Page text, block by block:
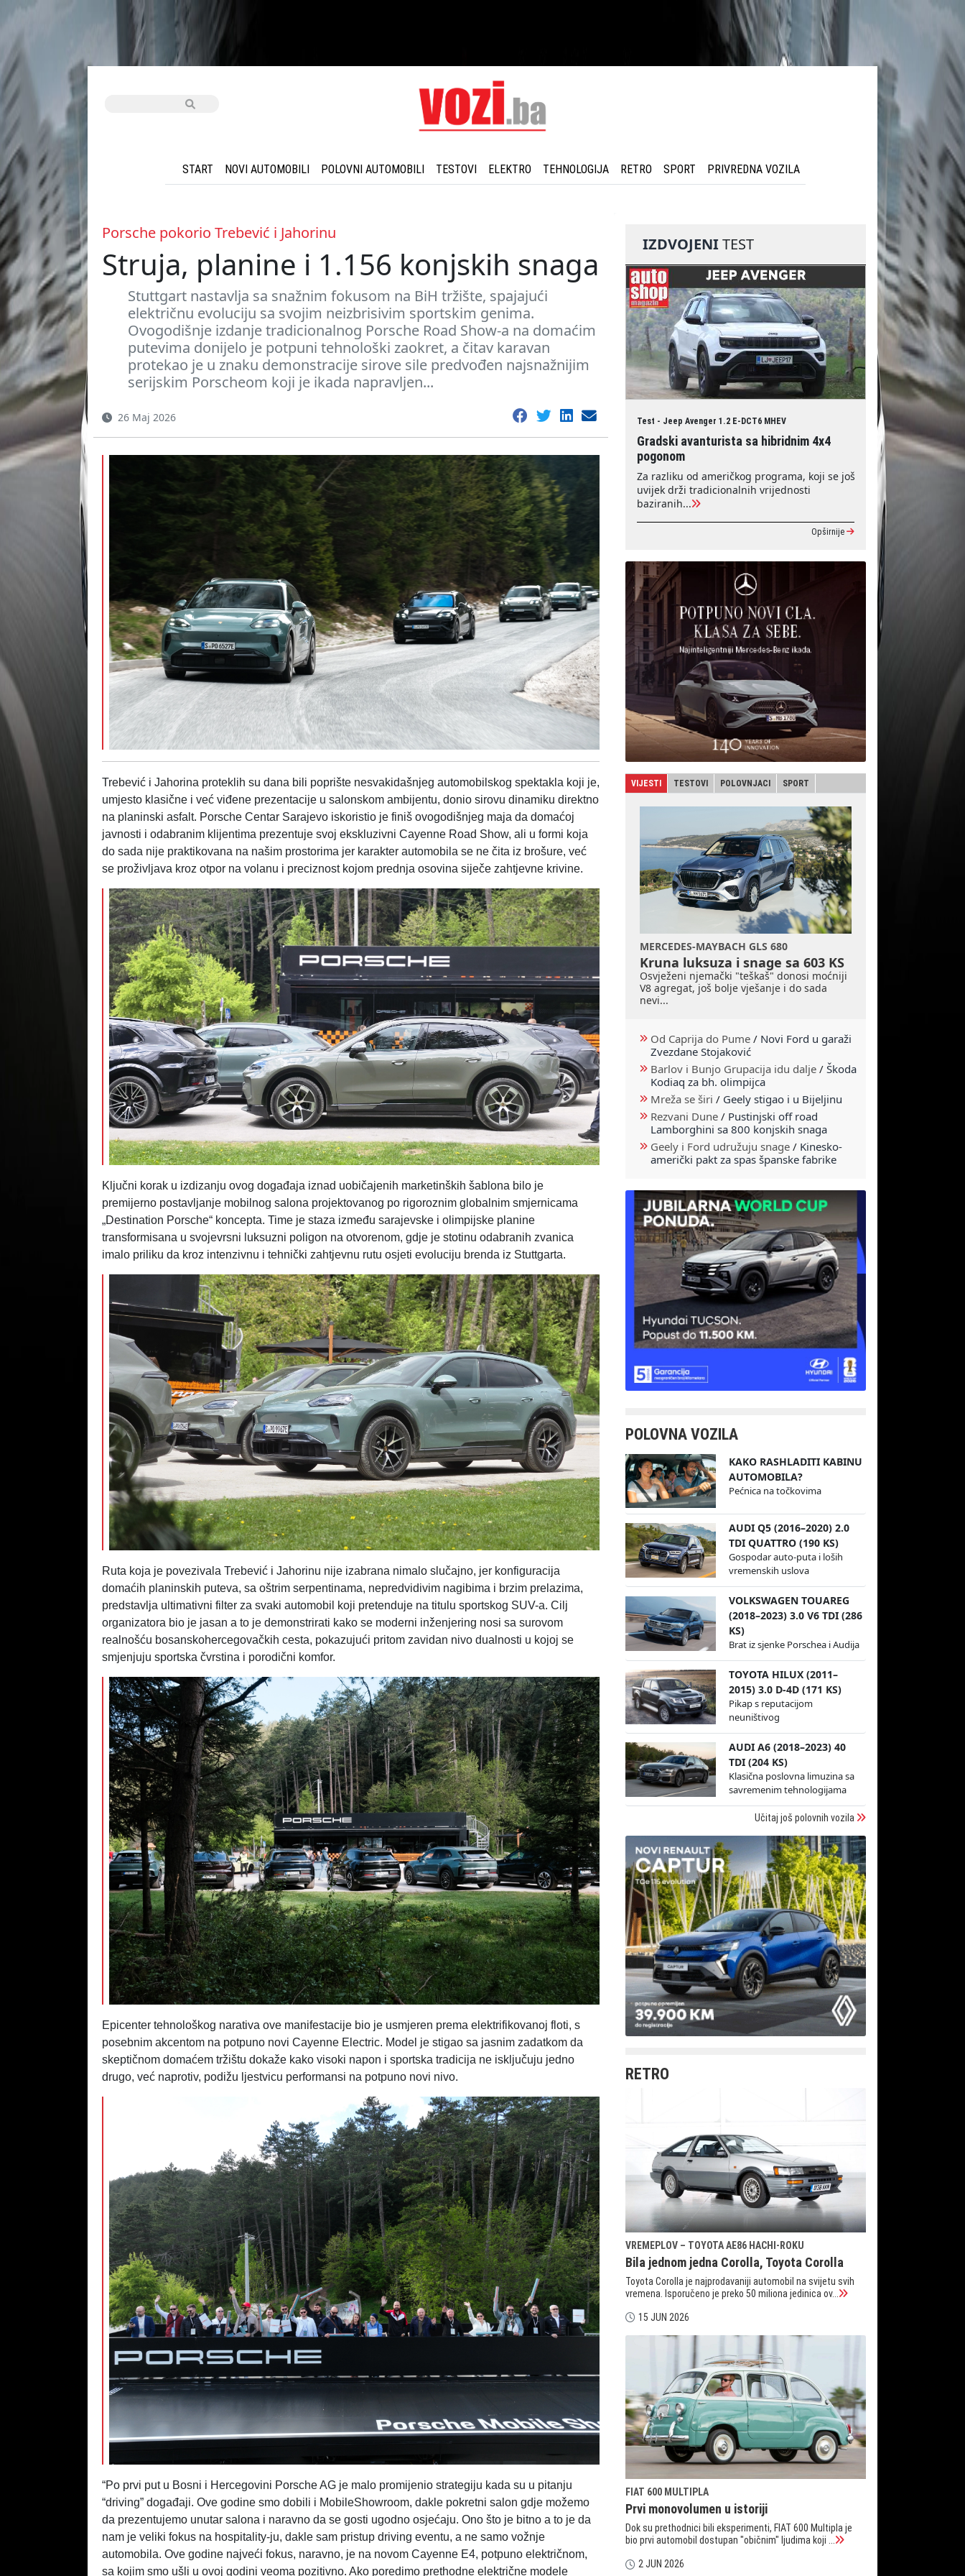
START NOVI AUTOMOBILI POLOVNI AUTOMOBILI TESTOVI ELEKTRO TEHNOLOGIJA RETRO SPORT PRIVREDNA VOZILA
Porsche pokorio Trebević i Jahorinu
Struja, planine i 1.156 konjskih snaga
Stuttgart nastavlja sa snažnim fokusom na BiH tržište, spajajući
električnu evoluciju sa svojim neizbrisivim sportskim genima.
Ovogodišnje izdanje tradicionalnog Porsche Road Show-a na domaćim
putevima donijelo je potpuni tehnološki zaokret, a čitav karavan
protekao je u znaku demonstracije sirove sile predvođen najsnažnijim
serijskim Porscheom koji je ikada napravljen...
26 Maj 2026
Trebević i Jahorina proteklih su dana bili poprište nesvakidašnjeg automobilskog spektakla koji je,
umjesto klasične i već viđene prezentacije u salonskom ambijentu, donio sirovu dinamiku direktno
na planinski asfalt. Porsche Centar Sarajevo iskoristio je finiš ovogodišnjeg maja da domaćoj
javnosti i odabranim klijentima prezentuje svoj ekskluzivni Cayenne Road Show, ali u formi koja
do sada nije praktikovana na našim prostorima jer karakter automobila se ne čita iz brošure, već
se proživljava kroz otpor na volanu i preciznost kojom prednja osovina siječe zahtjevne krivine.
Ključni korak u izdizanju ovog događaja iznad uobičajenih marketinških šablona bilo je
premijerno postavljanje mobilnog salona projektovanog po rigoroznim globalnim smjernicama
„Destination Porsche“ koncepta. Time je staza između sarajevske i olimpijske planine
transformisana u svojevrsni luksuzni poligon na otvorenom, gdje je stotinu odabranih zvanica
imalo priliku da kroz intenzivnu i tehnički zahtjevnu rutu osjeti evoluciju brenda iz Stuttgarta.
Ruta koja je povezivala Trebević i Jahorinu nije izabrana nimalo slučajno, jer konfiguracija
domaćih planinskih puteva, sa oštrim serpentinama, nepredvidivim nagibima i brzim prelazima,
predstavlja ultimativni filter za svaki automobil koji pretenduje na titulu sportskog SUV-a. Cilj
organizatora bio je jasan a to je demonstrirati kako se moderni inženjering nosi sa surovom
realnošću bosanskohercegovačkih cesta, pokazujući pritom zavidan nivo dualnosti u kojoj se
smjenjuju sportska čvrstina i porodični komfor.
Epicenter tehnološkog narativa ove manifestacije bio je usmjeren prema elektrifikovanoj floti, s
posebnim akcentom na potpuno novi Cayenne Electric. Model je stigao sa jasnim zadatkom da
skeptičnom domaćem tržištu dokaže kako visoki napon i sportska tradicija ne isključuju jedno
drugo, već naprotiv, podižu ljestvicu performansi na potpuno novi nivo.
“Po prvi put u Bosni i Hercegovini Porsche AG je malo promijenio strategiju kada su u pitanju
“driving” događaji. Ove godine smo dobili i MobileShowroom, dakle pokretni salon gdje možemo
da prezentujemo unutar salona i naravno da se gosti ugodno osjećaju. Ono što je bitno a to je da
nam je veliki fokus na hospitality-ju, dakle sam pristup driving eventu, a ne samo vožnje
automobila. Ove godine najveći fokus, naravno, je na novom Cayenne E4, potpuno električnom,
sa kojim smo ušli u ovoj godini veoma pozitivno. Ako poredimo prethodne električne modele
IZDVOJENITEST
Test - Jeep Avenger 1.2 E-DCT6 MHEV
Gradski avanturista sa hibridnim 4x4
pogonom
Za razliku od američkog programa, koji se još
uvijek drži tradicionalnih vrijednosti
baziranih...
Opširnije
VIJESTI TESTOVI POLOVNJACI SPORT
MERCEDES-MAYBACH GLS 680
Kruna luksuza i snage sa 603 KS
Osvježeni njemački "teškaš" donosi moćniji
V8 agregat, još bolje vješanje i do sada
nevi...
Od Caprija do Pume / Novi Ford u garaži
Zvezdane Stojaković
Barlov i Bunjo Grupacija idu dalje /Škoda
Kodiaq za bh. olimpijca
Mreža se širi / Geely stigao i u Bijeljinu
Rezvani Dune / Pustinjski off road
Lamborghini sa 800 konjskih snaga
Geely i Ford udružuju snage / Kinesko-
američki pakt za spas španske fabrike
POLOVNA VOZILA
KAKO RASHLADITI KABINU
AUTOMOBILA?
Pećnica na točkovima
AUDI Q5 (2016–2020) 2.0
TDI QUATTRO (190 KS)
Gospodar auto-puta i loših
vremenskih uslova
VOLKSWAGEN TOUAREG
(2018–2023) 3.0 V6 TDI (286
KS)
Brat iz sjenke Porschea i Audija
TOYOTA HILUX (2011–
2015) 3.0 D-4D (171 KS)
Pikap s reputacijom
neuništivog
AUDI A6 (2018–2023) 40
TDI (204 KS)
Klasična poslovna limuzina sa
savremenim tehnologijama
Učitaj još polovnih vozila
RETRO
VREMEPLOV – TOYOTA AE86 HACHI-ROKU
Bila jednom jedna Corolla, Toyota Corolla
Toyota Corolla je najprodavaniji automobil na svijetu svih
vremena. Isporučeno je preko 50 miliona jedinica ov...
15 JUN 2026
FIAT 600 MULTIPLA
Prvi monovolumen u istoriji
Dok su prethodnici bili eksperimenti, FIAT 600 Multipla je
bio prvi automobil dostupan "običnim" ljudima koji ...
2 JUN 2026